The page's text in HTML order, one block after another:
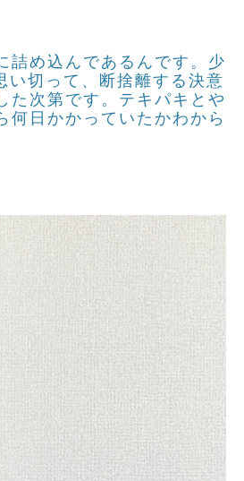
詰め込んであるんです。少
い切って、断捨離する決意
た次第です。テキパキとや
何日かかっていたかわから